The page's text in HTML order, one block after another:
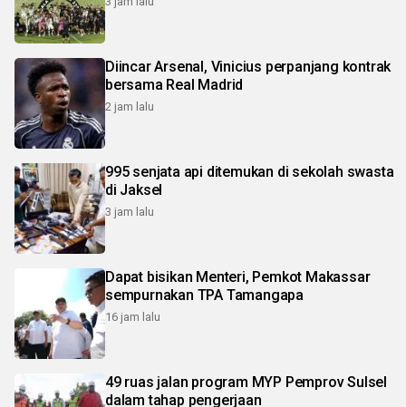
Diincar Arsenal, Vinicius perpanjang kontrak
bersama Real Madrid
2 jam lalu
995 senjata api ditemukan di sekolah swasta
di Jaksel
3 jam lalu
Dapat bisikan Menteri, Pemkot Makassar
sempurnakan TPA Tamangapa
16 jam lalu
49 ruas jalan program MYP Pemprov Sulsel
dalam tahap pengerjaan